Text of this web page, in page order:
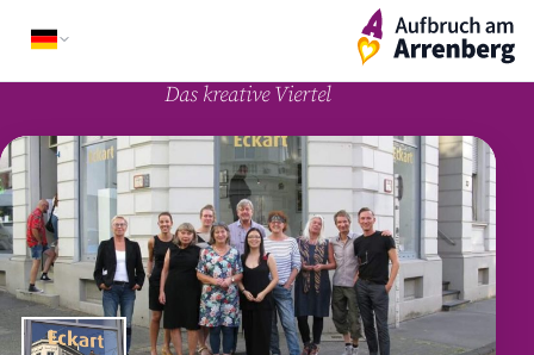
content
ArrenbergApp
Das kreative Viertel